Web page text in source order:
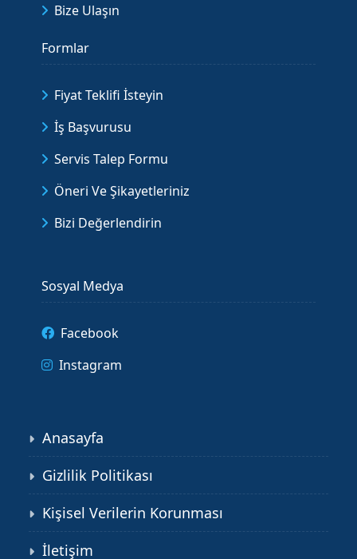
Bize Ulaşın
Formlar
Fiyat Teklifi İsteyin
İş Başvurusu
Servis Talep Formu
Öneri Ve Şikayetleriniz
Bizi Değerlendirin
Sosyal Medya
Facebook
Instagram
Anasayfa
Gizlilik Politikası
Kişisel Verilerin Korunması
İletişim